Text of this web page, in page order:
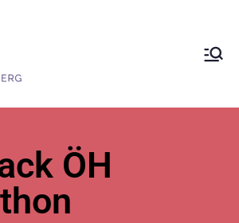
Fachhochsc
hule
Vorarlberg
ÖH